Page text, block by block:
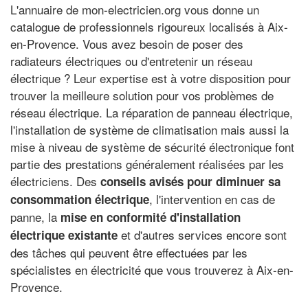
L'annuaire de mon-electricien.org vous donne un
catalogue de professionnels rigoureux localisés à Aix-
en-Provence. Vous avez besoin de poser des
radiateurs électriques ou d'entretenir un réseau
électrique ? Leur expertise est à votre disposition pour
trouver la meilleure solution pour vos problèmes de
réseau électrique. La réparation de panneau électrique,
l'installation de système de climatisation mais aussi la
mise à niveau de système de sécurité électronique font
partie des prestations généralement réalisées par les
électriciens. Des conseils avisés pour diminuer sa
consommation électrique, l'intervention en cas de
panne, la mise en conformité d'installation
électrique existante et d'autres services encore sont
des tâches qui peuvent être effectuées par les
spécialistes en électricité que vous trouverez à Aix-en-
Provence.